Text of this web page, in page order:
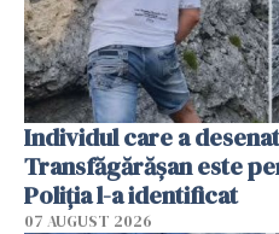
Individul care a
Transfăgărășan este
Poliția l-a identificat
07 AUGUST 2026